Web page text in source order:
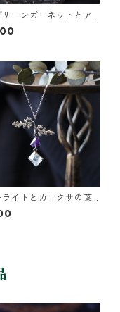
リーンガーネットとア
のネックレス
ライトとカニクサの葉
ス